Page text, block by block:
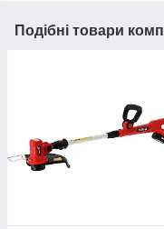
Подібні товари